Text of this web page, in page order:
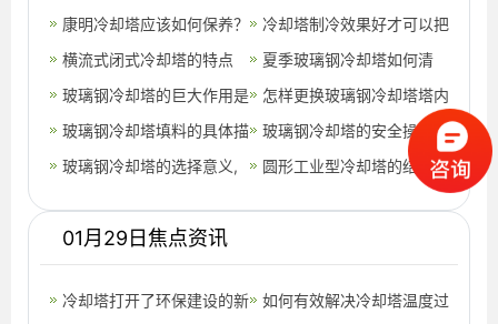
康明冷却塔应该如何保养？
广东康明制冷设备有限公司
告诉您(潮
冷却塔制冷效果好才可以把
温度降下去,冷却塔免费制
冷
横流式闭式冷却塔的特点
(太原横流闭式冷却塔安装)
夏季玻璃钢冷却塔如何清
理,不锈钢水塔怎么清洗
玻璃钢冷却塔的巨大作用是
什么,玻璃钢冷却塔裂缝修
复
怎样更换玻璃钢冷却塔塔内
的填料
玻璃钢冷却塔填料的具体描
述,玻璃钢冷却塔填料规格
玻璃钢冷却塔的安全操作原
则,玻璃钢冷却塔安全距离
玻璃钢冷却塔的选择意义,
圆形工业型冷却塔的结构特
01月29日焦点资讯
冷却塔打开了环保建设的新
如何有效解决冷却塔温度过